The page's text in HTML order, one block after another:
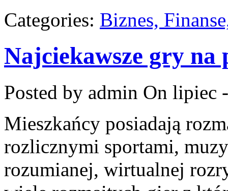
Categories: Biznes,
Najciekawsze gry na
Posted by admin On lipiec
Mieszkańcy posiadają
rozlicznymi sportami,
rozumianej, wirtualnej